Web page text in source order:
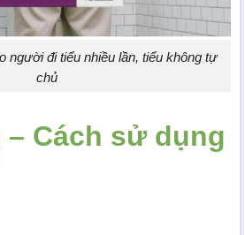
người đi tiểu nhiều lần, tiểu không tự
chủ
Cách sử dụng